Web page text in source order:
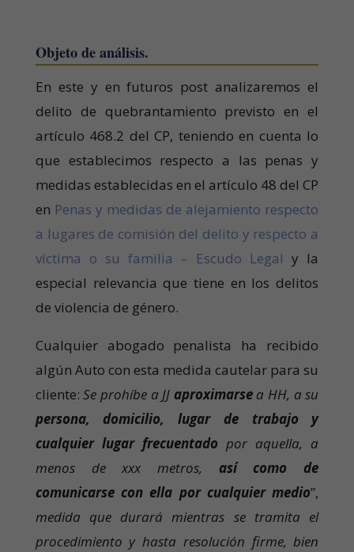
Objeto de análisis.
En este y en futuros post analizaremos el
delito de quebrantamiento previsto en el
artículo 468.2 del CP, teniendo en cuenta lo
que establecimos respecto a las penas y
medidas establecidas en el artículo 48 del CP
en Penas y medidas de alejamiento respecto
a lugares de comisión del delito y respecto a
víctima o su familia – Escudo Legal y la
especial relevancia que tiene en los delitos
de violencia de género.
Cualquier abogado penalista ha recibido
algún Auto con esta medida cautelar para su
cliente:Se prohíbe a JJ aproximarsea HH, a su
persona, domicilio, lugar de trabajo y
cualquier lugar frecuentado por aquella, a
menos de xxx metros, así como de
comunicarse con ella por cualquier medio”,
medida que durará mientras se tramita el
procedimiento y hasta resolución firme, bien